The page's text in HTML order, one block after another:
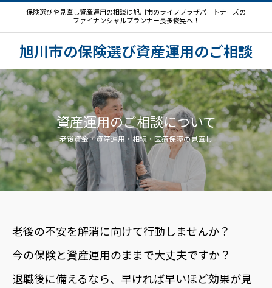
保険選びや見直し資産運用の相談は旭川市のライフプラザパートナーズの
ファイナンシャルプランナー長多俊晃へ！
旭川市の保険選び資産運用のご相談
資産運用のご相談について
老後資金・資産運用・相続・医療保障の見直し
老後の不安を解消に向けて行動しませんか？
今の保険と資産運用のままで大丈夫ですか？
退職後に備えるなら、早ければ早いほど効果が見